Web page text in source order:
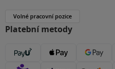
Volné pracovní pozice
Platební metody